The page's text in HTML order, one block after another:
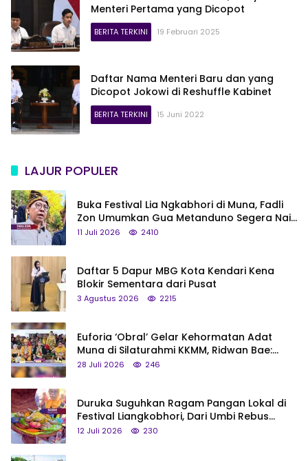
Menteri Pertama yang Dicopot
BERITA TERKINI 19 Februari 2025
Daftar Nama Menteri Baru dan yang
Dicopot Jokowi di Reshuffle Kabinet
BERITA TERKINI 15 Juni 2022
LAJUR POPULER
Buka Festival Lia Ngkabhori di Muna, Fadli
Zon Umumkan Gua Metanduno Segera Naik
Status Jadi Cagar Budaya Nasional
11 Juli 2026 2410
Daftar 5 Dapur MBG Kota Kendari Kena
Blokir Sementara dari Pusat
3 Agustus 2026 2215
Euforia ‘Obral’ Gelar Kehormatan Adat
Muna di Silaturahmi KKMM, Ridwan Bae:
Saya Bukan Tipe Begitu, Belum Pantas!
28 Juli 2026 246
Duruka Suguhkan Ragam Pangan Lokal di
Festival Liangkobhori, Dari Umbi Rebus
hingga Tumpeng Beras Muna
12 Juli 2026 230